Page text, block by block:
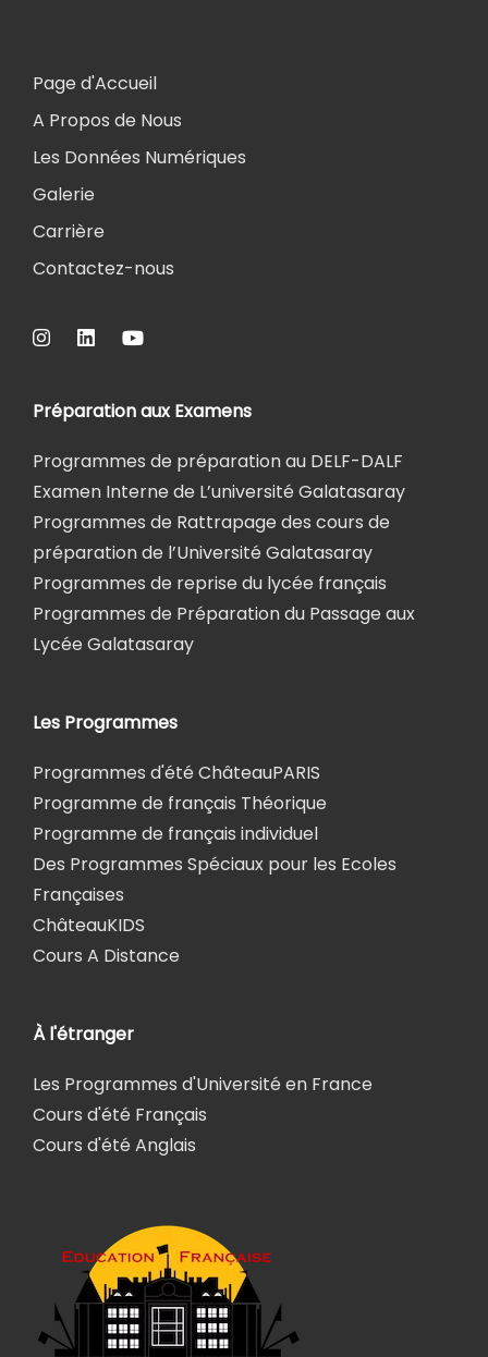
Page d'Accueil
A Propos de Nous
Les Données Numériques
Galerie
Carrière
Contactez-nous
Préparation aux Examens
Programmes de préparation au DELF-DALF
Examen Interne de L’université Galatasaray
Programmes de Rattrapage des cours de
préparation de l’Université Galatasaray
Programmes de reprise du lycée français
Programmes de Préparation du Passage aux
Lycée Galatasaray
Les Programmes
Programmes d'été ChâteauPARIS
Programme de français Théorique
Programme de français individuel
Des Programmes Spéciaux pour les Ecoles
Françaises
ChâteauKIDS
Cours A Distance
À l'étranger
Les Programmes d'Université en France
Cours d'été Français
Cours d'été Anglais